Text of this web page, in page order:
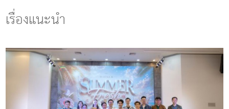
เรื่องแนะนำ